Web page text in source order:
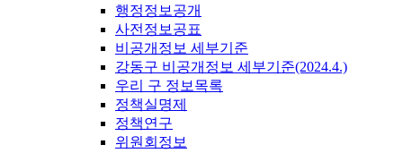
행정정보공개
사전정보공표
비공개정보 세부기준
강동구 비공개정보 세부기준(2024.4.)
우리 구 정보목록
정책실명제
정책연구
위원회정보